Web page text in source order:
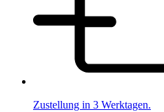
Zustellung in 3 Werktagen.